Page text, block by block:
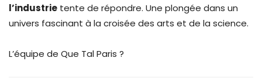
l’industrie tente de répondre. Une plongée dans un
univers fascinant à la croisée des arts et de la science.
L’équipe de Que Tal Paris ?